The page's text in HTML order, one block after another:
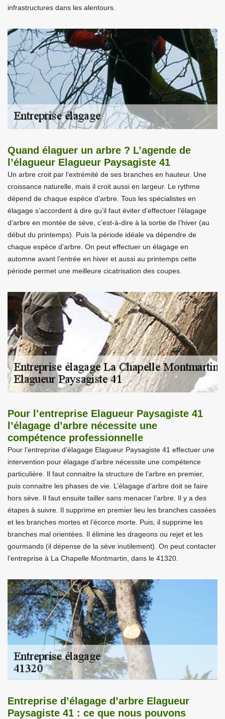
infrastructures dans les alentours.
Quand élaguer un arbre ? L’agende de
l’élagueur Elagueur Paysagiste 41
Un arbre croit par l’extrémité de ses branches en hauteur. Une
croissance naturelle, mais il croit aussi en largeur. Le rythme
dépend de chaque espèce d’arbre. Tous les spécialistes en
élagage s’accordent à dire qu’il faut éviter d’effectuer l’élagage
d’arbre en montée de sève, c’est-à-dire à la sortie de l’hiver (au
début du printemps). Puis la période idéale va dépendre de
chaque espèce d’arbre. On peut effectuer un élagage en
automne avant l’entrée en hiver et aussi au printemps cette
période permet une meilleure cicatrisation des coupes.
Pour l’entreprise Elagueur Paysagiste 41
l’élagage d’arbre nécessite une
compétence professionnelle
Pour l’entreprise d’élagage Elagueur Paysagiste 41 effectuer une
intervention pour élagage d’arbre nécessite une compétence
particulière. Il faut connaitre la structure de l’arbre en premier,
puis connaitre les phases de vie. L’élagage d’arbre doit se faire
hors sève. Il faut ensuite tailler sans menacer l’arbre. Il y a des
étapes à suivre. Il supprime en premier lieu les branches cassées
et les branches mortes et l’écorce morte. Puis, il supprime les
branches mal orientées. Il élimine les drageons ou rejet et les
gourmands (il dépense de la sève inutilement). On peut contacter
l’entreprise à La Chapelle Montmartin, dans le 41320.
Entreprise d’élagage d’arbre Elagueur
Paysagiste 41 : ce que nous pouvons